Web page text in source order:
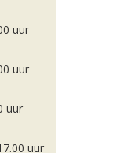
uur
uur
uur
uur